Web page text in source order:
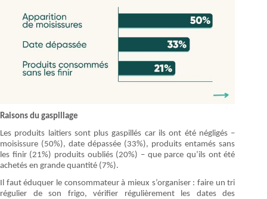
Raisons du gaspillage
Les produits laitiers sont plus gaspillés car ils ont été négligés –
moisissure (50%), date dépassée (33%), produits entamés sans
les finir (21%) produits oubliés (20%) – que parce qu’ils ont été
achetés en grande quantité (7%).
Il faut éduquer le consommateur à mieux s’organiser : faire un tri
régulier de son frigo, vérifier régulièrement les dates des